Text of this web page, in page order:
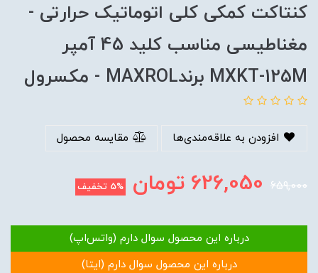
کنتاکت کمکی کلی اتوماتیک حرارتی -
مغناطیسی مناسب کلید 45 آمپر
MXKT-125M برندMAXROL - مکسرول
افزودن به علاقه‌مندی‌ها مقایسه محصول
659,000
626,050تومان 5%تخفیف
درباره این محصول سوال دارم (واتس‌اپ)
درباره این محصول سوال دارم (ایتا)